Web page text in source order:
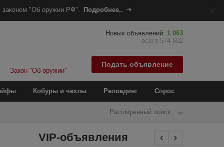
законом "Об оружии РФ". Подробнее..
Закон "Об оружии"
Новых объявлений: 1 063
всего 574 602
Подать объявление
Кобуры и чехлы Релоадинг Спрос
Расширенный поиск
VIP-объявления